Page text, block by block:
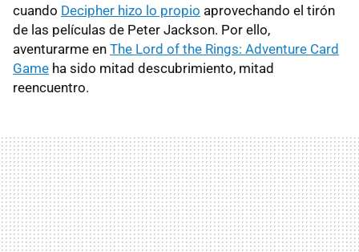
cuando Decipher hizo lo propio aprovechando el tirón
de las películas de Peter Jackson. Por ello,
aventurarme en The Lord of the Rings: Adventure Card
Game ha sido mitad descubrimiento, mitad
reencuentro.